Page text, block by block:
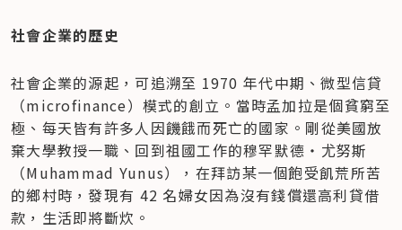
社會企業的歷史
社會企業的源起，可追溯至 1970 年代中期、微型信貸
（microfinance）模式的創立。當時孟加拉是個貧窮至
極、每天皆有許多人因饑餓而死亡的國家。剛從美國放
棄大學教授一職、回到祖國工作的穆罕默德‧尤努斯
（Muhammad Yunus），在拜訪某一個飽受飢荒所苦
的鄉村時，發現有 42 名婦女因為沒有錢償還高利貸借
款，生活即將斷炊。